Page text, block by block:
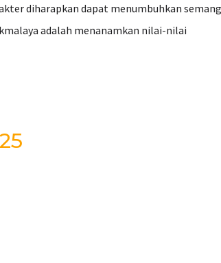
diharapkan dapat menumbuhkan
adalah menanamkan nilai-nilai